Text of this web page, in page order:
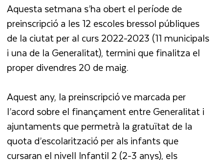
Aquesta setmana s’ha obert el període de
preinscripció a les 12 escoles bressol públiques
de la ciutat per al curs 2022-2023 (11 municipals
i una de la Generalitat), termini que finalitza el
proper divendres 20 de maig.
Aquest any, la preinscripció ve marcada per
l’acord sobre el finançament entre Generalitat i
ajuntaments que permetrà la gratuïtat de la
quota d’escolarització per als infants que
cursaran el nivell Infantil 2 (2-3 anys), els